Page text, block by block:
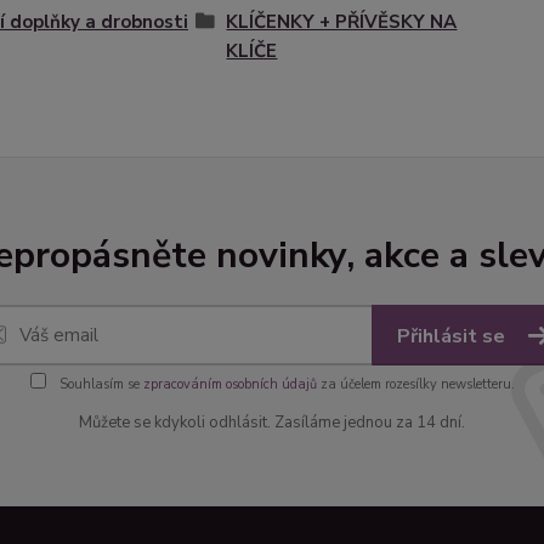
doplňky a drobnosti
KLÍČENKY + PŘÍVĚSKY NA
KLÍČE
novinky, akce a
Přihlásit se
Souhlasím se zpracováním osobních údajůza účelem rozesílky newsletteru.
Můžete se kdykoli odhlásit. Zasíláme jednou za 14 dní.